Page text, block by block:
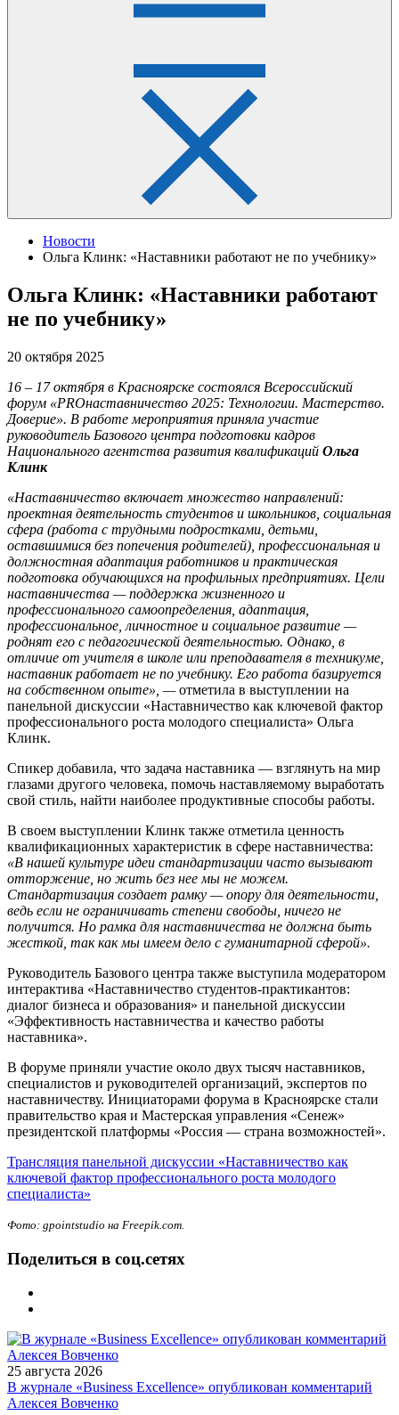
Новости
Ольга Клинк: «Наставники работают не по учебнику»
Ольга Клинк: «Наставники работают
не по учебнику»
20 октября 2025
16 – 17 октября в Красноярске состоялся Всероссийский
форум «PROнаставничество 2025: Технологии. Мастерство.
Доверие». В работе мероприятия приняла участие
руководитель Базового центра подготовки кадров
Национального агентства развития квалификаций Ольга
Клинк
«Наставничество включает множество направлений:
проектная деятельность студентов и школьников, социальная
сфера (работа с трудными подростками, детьми,
оставшимися без попечения родителей), профессиональная и
должностная адаптация работников и практическая
подготовка обучающихся на профильных предприятиях. Цели
наставничества — поддержка жизненного и
профессионального самоопределения, адаптация,
профессиональное, личностное и социальное развитие —
роднят его с педагогической деятельностью. Однако, в
отличие от учителя в школе или преподавателя в техникуме,
наставник работает не по учебнику. Его работа базируется
на собственном опыте», —отметила в выступлении на
панельной дискуссии «Наставничество как ключевой фактор
профессионального роста молодого специалиста» Ольга
Клинк.
Спикер добавила, что задача наставника — взглянуть на мир
глазами другого человека, помочь наставляемому выработать
свой стиль, найти наиболее продуктивные способы работы.
В своем выступлении Клинк также отметила ценность
квалификационных характеристик в сфере наставничества:
«В нашей культуре идеи стандартизации часто вызывают
отторжение, но жить без нее мы не можем.
Стандартизация создает рамку — опору для деятельности,
ведь если не ограничивать степени свободы, ничего не
получится. Но рамка для наставничества не должна быть
жесткой, так как мы имеем дело с гуманитарной сферой».
Руководитель Базового центра также выступила модератором
интерактива «Наставничество студентов-практикантов:
диалог бизнеса и образования» и панельной дискуссии
«Эффективность наставничества и качество работы
наставника».
В форуме приняли участие около двух тысяч наставников,
специалистов и руководителей организаций, экспертов по
наставничеству. Инициаторами форума в Красноярске стали
правительство края и Мастерская управления «Сенеж»
президентской платформы «Россия — страна возможностей».
Трансляция панельной дискуссии «Наставничество как
ключевой фактор профессионального роста молодого
специалиста»
Фото: gpointstudio на Freepik.com.
Поделиться в соц.сетях
25 августа 2026
В журнале «Business Excellence» опубликован комментарий
Алексея Вовченко